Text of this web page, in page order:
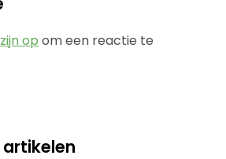
op om een reactie te